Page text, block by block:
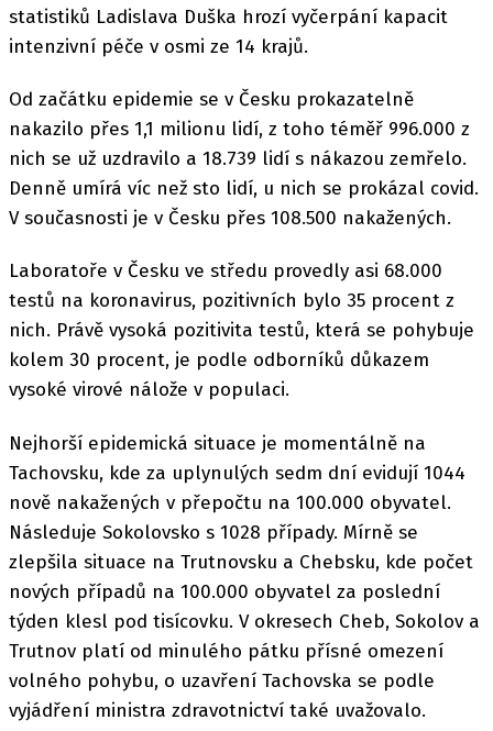
statistiků Ladislava Duška hrozí vyčerpání kapacit
intenzivní péče v osmi ze 14 krajů.
Od začátku epidemie se v Česku prokazatelně
nakazilo přes 1,1 milionu lidí, z toho téměř 996.000 z
nich se už uzdravilo a 18.739 lidí s nákazou zemřelo.
Denně umírá víc než sto lidí, u nich se prokázal covid.
V současnosti je v Česku přes 108.500 nakažených.
Laboratoře v Česku ve středu provedly asi 68.000
testů na koronavirus, pozitivních bylo 35 procent z
nich. Právě vysoká pozitivita testů, která se pohybuje
kolem 30 procent, je podle odborníků důkazem
vysoké virové nálože v populaci.
Nejhorší epidemická situace je momentálně na
Tachovsku, kde za uplynulých sedm dní evidují 1044
nově nakažených v přepočtu na 100.000 obyvatel.
Následuje Sokolovsko s 1028 případy. Mírně se
zlepšila situace na Trutnovsku a Chebsku, kde počet
nových případů na 100.000 obyvatel za poslední
týden klesl pod tisícovku. V okresech Cheb, Sokolov a
Trutnov platí od minulého pátku přísné omezení
volného pohybu, o uzavření Tachovska se podle
vyjádření ministra zdravotnictví také uvažovalo.